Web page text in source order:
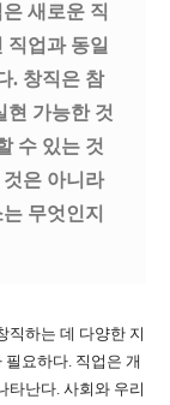
새로운 직
직업과 동일
. 창직은 참
현 가능한 것
수 있는 것
은 아니라
무엇인지
직하는 데 다양한 지
필요하다. 직업은 개
타난다. 사회와 우리